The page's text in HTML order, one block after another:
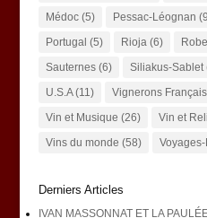
Médoc(5) Pessac-Léognan
Portugal (5) Rioja(6)
Sauternes(6) Siliakus-Sablet
U.S.A(11) Vignerons Français
Vin et Musique (26) Vin et
Vins du monde (58)
Derniers Articles
IVAN MASSONNAT ET LA